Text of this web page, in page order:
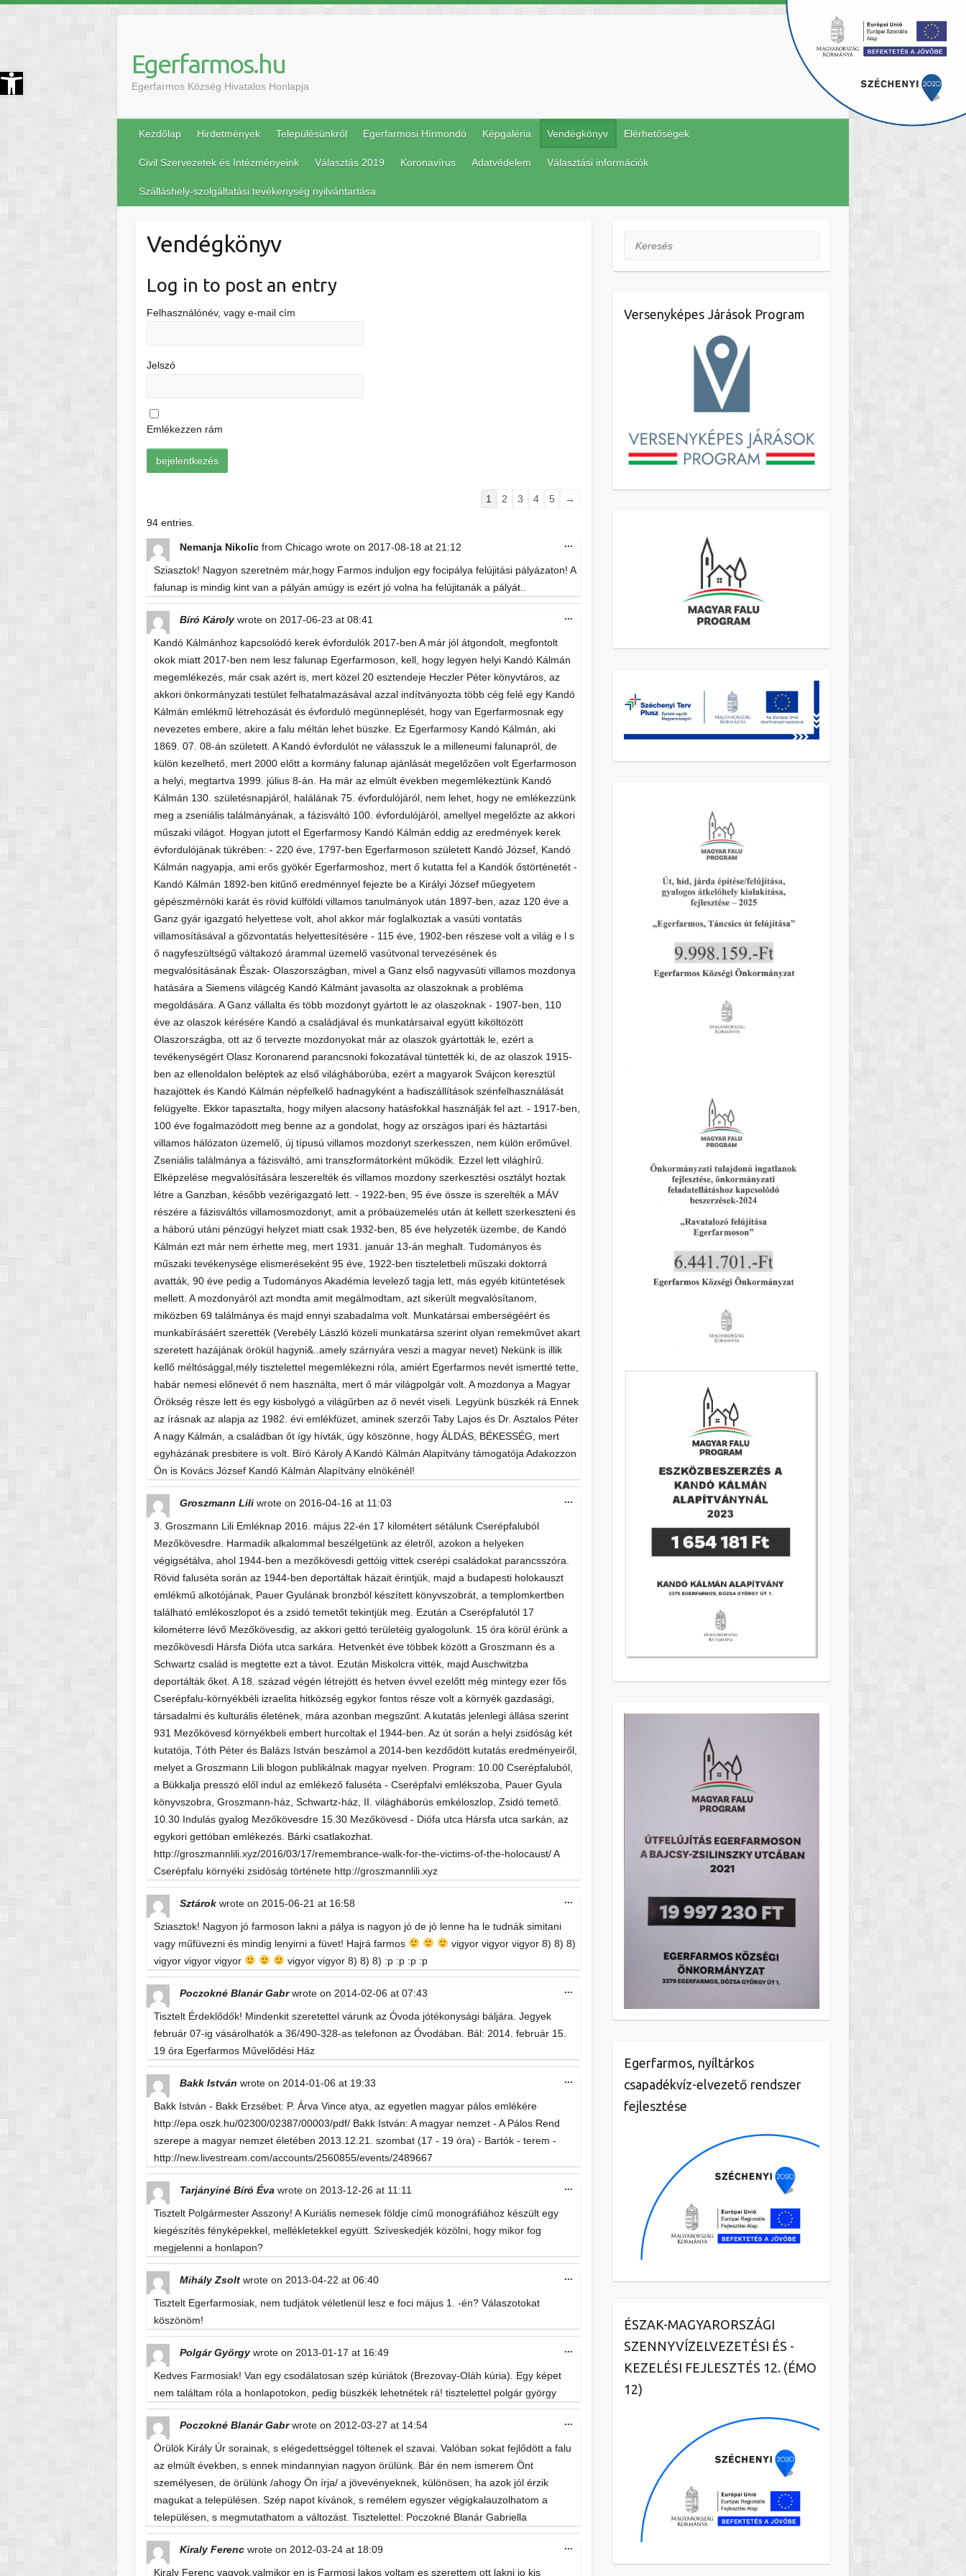
Eszköztár megnyitása Egerfarmos.hu
Egerfarmos Község Hivatalos Honlapja
Kezdőlap Hirdetmények Településünkről Egerfarmosi Hírmondó Képgaléria Vendégkönyv Elérhetőségek
Civil Szervezetek és Intézményeink Választás 2019 Koronavírus Adatvédelem Választási információk
Szálláshely-szolgáltatási tevékenység nyilvántartása
Vendégkönyv
Log in to post an entry
Felhasználónév, vagy e-mail cím
Jelszó
Emlékezzen rám
Guestbook
1 2 3 4 5 →
94 entries.
Nemanja Nikolicfrom Chicago wrote on 2017-08-18 at 21:12
Sziasztok! Nagyon szeretném már,hogy Farmos induljon egy focipálya felújitási pályázaton! A
falunap is mindig kint van a pályán amúgy is ezért jó volna ha felújitanák a pályát..
...
metabox.
Bíró Károly wrote on 2017-06-23 at 08:41
Kandó Kálmánhoz kapcsolódó kerek évfordulók 2017-ben A már jól átgondolt, megfontolt
okok miatt 2017-ben nem lesz falunap Egerfarmoson, kell, hogy legyen helyi Kandó Kálmán
megemlékezés, már csak azért is, mert közel 20 esztendeje Heczler Péter könyvtáros, az
akkori önkormányzati testület felhatalmazásával azzal indítványozta több cég felé egy Kandó
Kálmán emlékmű létrehozását és évforduló megünneplését, hogy van Egerfarmosnak egy
nevezetes embere, akire a falu méltán lehet büszke. Ez Egerfarmosy Kandó Kálmán, aki
1869. 07. 08-án született. A Kandó évfordulót ne válasszuk le a milleneumi falunapról, de
külön kezelhető, mert 2000 előtt a kormány falunap ajánlását megelőzően volt Egerfarmoson
a helyi, megtartva 1999. július 8-án. Ha már az elmúlt években megemlékeztünk Kandó
Kálmán 130. születésnapjáról, halálának 75. évfordulójáról, nem lehet, hogy ne emlékezzünk
meg a zseniális találmányának, a fázisváltó 100. évfordulójáról, amellyel megelőzte az akkori
műszaki világot. Hogyan jutott el Egerfarmosy Kandó Kálmán eddig az eredmények kerek
évfordulójának tükrében: - 220 éve, 1797-ben Egerfarmoson született Kandó József, Kandó
Kálmán nagyapja, ami erős gyökér Egerfarmoshoz, mert ő kutatta fel a Kandók őstörténetét -
Kandó Kálmán 1892-ben kitűnő eredménnyel fejezte be a Királyi József műegyetem
gépészmérnöki karát és rövid külföldi villamos tanulmányok után 1897-ben, azaz 120 éve a
Ganz gyár igazgató helyettese volt, ahol akkor már foglalkoztak a vasúti vontatás
villamosításával a gőzvontatás helyettesítésére - 115 éve, 1902-ben részese volt a világ e l s
ő nagyfeszültségű váltakozó árammal üzemelő vasútvonal tervezésének és
megvalósításának Észak- Olaszországban, mivel a Ganz első nagyvasúti villamos mozdonya
hatására a Siemens világcég Kandó Kálmánt javasolta az olaszoknak a probléma
megoldására. A Ganz vállalta és több mozdonyt gyártott le az olaszoknak - 1907-ben, 110
éve az olaszok kérésére Kandó a családjával és munkatársaival együtt kiköltözött
Olaszországba, ott az ő tervezte mozdonyokat már az olaszok gyártották le, ezért a
tevékenységért Olasz Koronarend parancsnoki fokozatával tüntették ki, de az olaszok 1915-
ben az ellenoldalon beléptek az első világháborúba, ezért a magyarok Svájcon keresztül
hazajöttek és Kandó Kálmán népfelkelő hadnagyként a hadiszállítások szénfelhasználását
felügyelte. Ekkor tapasztalta, hogy milyen alacsony hatásfokkal használják fel azt. - 1917-ben,
100 éve fogalmazódott meg benne az a gondolat, hogy az országos ipari és háztartási
villamos hálózaton üzemelő, új típusú villamos mozdonyt szerkesszen, nem külön erőművel.
Zseniális találmánya a fázisváltó, ami transzformátorként működik. Ezzel lett világhírű.
Elképzelése megvalósítására leszerelték és villamos mozdony szerkesztési osztályt hoztak
létre a Ganzban, később vezérigazgató lett. - 1922-ben, 95 éve össze is szerelték a MÁV
részére a fázisváltós villamosmozdonyt, amit a próbaüzemelés után át kellett szerkeszteni és
a háború utáni pénzügyi helyzet miatt csak 1932-ben, 85 éve helyzeték üzembe, de Kandó
Kálmán ezt már nem érhette meg, mert 1931. január 13-án meghalt. Tudományos és
műszaki tevékenysége elismeréseként 95 éve, 1922-ben tiszteletbeli műszaki doktorrá
avatták, 90 éve pedig a Tudományos Akadémia levelező tagja lett, más egyéb kitüntetések
mellett. A mozdonyáról azt mondta amit megálmodtam, azt sikerült megvalósítanom,
miközben 69 találmánya és majd ennyi szabadalma volt. Munkatársai emberségéért és
munkabírásáért szerették (Verebély László közeli munkatársa szerint olyan remekművet akart
szeretett hazájának örökül hagyni&..amely szárnyára veszi a magyar nevet) Nekünk is illik
kellő méltósággal,mély tisztelettel megemlékezni róla, amiért Egerfarmos nevét ismertté tette,
habár nemesi előnevét ő nem használta, mert ő már világpolgár volt. A mozdonya a Magyar
Örökség része lett és egy kisbolygó a világűrben az ő nevét viseli. Legyünk büszkék rá Ennek
az írásnak az alapja az 1982. évi emlékfüzet, aminek szerzői Taby Lajos és Dr. Asztalos Péter
A nagy Kálmán, a családban őt így hívták, úgy köszönne, hogy ÁLDÁS, BÉKESSÉG, mert
egyházának presbitere is volt. Bíró Károly A Kandó Kálmán Alapítvány támogatója Adakozzon
Ön is Kovács József Kandó Kálmán Alapítvány elnökénél!
...
Groszmann Lili wrote on 2016-04-16 at 11:03
3. Groszmann Lili Emléknap 2016. május 22-én 17 kilométert sétálunk Cserépfaluból
Mezőkövesdre. Harmadik alkalommal beszélgetünk az életről, azokon a helyeken
végigsétálva, ahol 1944-ben a mezőkövesdi gettóig vittek cserépi családokat parancsszóra.
Rövid faluséta során az 1944-ben deportáltak házait érintjük, majd a budapesti holokauszt
emlékmű alkotójának, Pauer Gyulának bronzból készített könyvszobrát, a templomkertben
található emlékoszlopot és a zsidó temetőt tekintjük meg. Ezután a Cserépfalutól 17
kilométerre lévő Mezőkövesdig, az akkori gettó területéig gyalogolunk. 15 óra körül érünk a
mezőkövesdi Hársfa Diófa utca sarkára. Hetvenkét éve többek között a Groszmann és a
Schwartz család is megtette ezt a távot. Ezután Miskolcra vitték, majd Auschwitzba
deportálták őket. A 18. század végén létrejött és hetven évvel ezelőtt még mintegy ezer fős
Cserépfalu-környékbéli izraelita hitközség egykor fontos része volt a környék gazdasági,
társadalmi és kulturális életének, mára azonban megszűnt. A kutatás jelenlegi állása szerint
931 Mezőkövesd környékbeli embert hurcoltak el 1944-ben. Az út során a helyi zsidóság két
kutatója, Tóth Péter és Balázs István beszámol a 2014-ben kezdődött kutatás eredményeiről,
melyet a Groszmann Lili blogon publikálnak magyar nyelven. Program: 10.00 Cserépfaluból,
a Bükkalja presszó elől indul az emlékező faluséta - Cserépfalvi emlékszoba, Pauer Gyula
könyvszobra, Groszmann-ház, Schwartz-ház, II. világháborús emkéloszlop, Zsidó temető.
10.30 Indulás gyalog Mezőkövesdre 15.30 Mezőkövesd - Diófa utca Hársfa utca sarkán, az
egykori gettóban emlékezés. Bárki csatlakozhat.
http://groszmannlili.xyz/2016/03/17/remembrance-walk-for-the-victims-of-the-holocaust/ A
Cserépfalu környéki zsidóság története http://groszmannlili.xyz
...
Sztárok wrote on 2015-06-21 at 16:58
Sziasztok! Nagyon jó farmoson lakni a pálya is nagyon jó de jó lenne ha le tudnák simitani
vagy műfüvezni és mindig lenyirni a füvet! Hajrá farmos
vigyor vigyor vigyor 8) 8) 8)
vigyor vigyor vigyor
vigyor vigyor 8) 8) 8) :p :p :p :p
...
Poczokné Blanár Gabr wrote on 2014-02-06 at 07:43
Tisztelt Érdeklődők! Mindenkit szeretettel várunk az Óvoda jótékonysági báljára. Jegyek
február 07-ig vásárolhatók a 36/490-328-as telefonon az Óvodában. Bál: 2014. február 15.
19 óra Egerfarmos Művelődési Ház
...
Bakk István wrote on 2014-01-06 at 19:33
Bakk István - Bakk Erzsébet: P. Árva Vince atya, az egyetlen magyar pálos emlékére
http://epa.oszk.hu/02300/02387/00003/pdf/ Bakk István: A magyar nemzet - A Pálos Rend
szerepe a magyar nemzet életében 2013.12.21. szombat (17 - 19 óra) - Bartók - terem -
http://new.livestream.com/accounts/2560855/events/2489667
...
Tarjányiné Bíró Éva wrote on 2013-12-26 at 11:11
Tisztelt Polgármester Asszony! A Kuriális nemesek földje című monográfiához készült egy
kiegészítés fényképekkel, mellékletekkel együtt. Szíveskedjék közölni, hogy mikor fog
megjelenni a honlapon?
...
Mihály Zsolt wrote on 2013-04-22 at 06:40
Tisztelt Egerfarmosiak, nem tudjátok véletlenül lesz e foci május 1. -én? Válaszotokat
köszönöm!
...
Polgár György wrote on 2013-01-17 at 16:49
Kedves Farmosiak! Van egy csodálatosan szép kúriátok (Brezovay-Oláh kúria). Egy képet
nem találtam róla a honlapotokon, pedig büszkék lehetnétek rá! tisztelettel polgár györgy
...
Poczokné Blanár Gabr wrote on 2012-03-27 at 14:54
Örülök Király Úr sorainak, s elégedettséggel töltenek el szavai. Valóban sokat fejlődött a falu
az elmúlt években, s ennek mindannyian nagyon örülünk. Bár én nem ismerem Önt
személyesen, de örülünk /ahogy Ön írja/ a jövevényeknek, különösen, ha azok jól érzik
magukat a településen. Szép napot kívánok, s remélem egyszer végigkalauzolhatom a
településen, s megmutathatom a változást. Tisztelettel: Poczokné Blanár Gabriella
...
Kiraly Ferenc wrote on 2012-03-24 at 18:09
Kiraly Ferenc vagyok,valmikor en is Farmosi lakos voltam es szerettem ott lakni jo kis
...
Keresés
Versenyképes Járások Program
Egerfarmos, nyíltárkos
csapadékvíz-elvezető rendszer
fejlesztése
ÉSZAK-MAGYARORSZÁGI
SZENNYVÍZELVEZETÉSI ÉS -
KEZELÉSI FEJLESZTÉS 12. (ÉMO
12)